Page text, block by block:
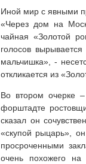
Иной мир с явными
«Через дом на
чайная «Золотой
голосов
мальчишка», -
откликается из
Во втором очерке –
форштадте
сказал он
«скупой рыцарь»,
просроченными
очень похожего